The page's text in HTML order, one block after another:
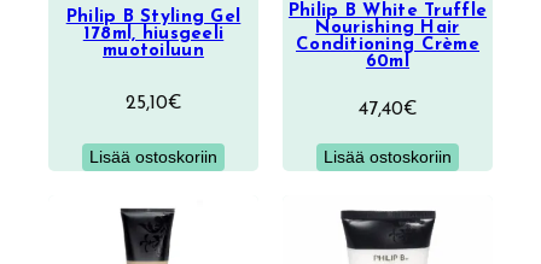
Philip B Styling Gel
178ml, hiusgeeli
muotoiluun
25,10€
Lisää ostoskoriin
Philip B White Truffle
Nourishing Hair
Conditioning Crème
60ml
47,40€
Lisää ostoskoriin